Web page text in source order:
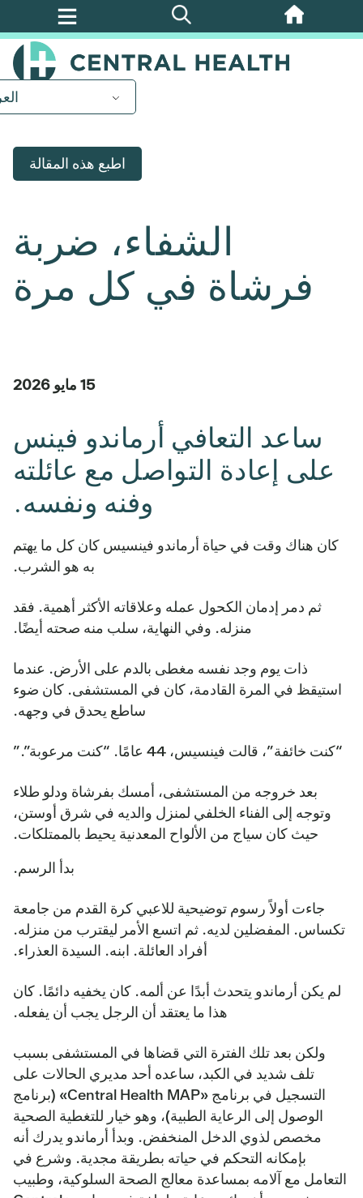
تخطي
اطبع هذه المقالة
الشفاء، ضربة
فرشاة في كل مرة
15 مايو 2026
ساعد التعافي أرماندو فينس
على إعادة التواصل مع عائلته
وفنه ونفسه.
كان هناك وقت في حياة أرماندو فينسيس كان كل ما يهتم
به هو الشرب.
ثم دمر إدمان الكحول عمله وعلاقاته الأكثر أهمية. فقد
منزله. وفي النهاية، سلب منه صحته أيضًا.
ذات يوم وجد نفسه مغطى بالدم على الأرض. عندما
استيقظ في المرة القادمة، كان في المستشفى. كان ضوء
ساطع يحدق في وجهه.
“كنت خائفة”، قالت فينسيس، 44 عامًا. “كنت مرعوبة”.”
بعد خروجه من المستشفى، أمسك بفرشاة ودلو طلاء
وتوجه إلى الفناء الخلفي لمنزل والديه في شرق أوستن،
حيث كان سياج من الألواح المعدنية يحيط بالممتلكات.
بدأ الرسم.
جاءت أولاً رسوم توضيحية للاعبي كرة القدم من جامعة
تكساس. المفضلين لديه. ثم اتسع الأمر ليقترب من منزله.
أفراد العائلة. ابنه. السيدة العذراء.
لم يكن أرماندو يتحدث أبدًا عن ألمه. كان يخفيه دائمًا. كان
هذا ما يعتقد أن الرجل يجب أن يفعله.
ولكن بعد تلك الفترة التي قضاها في المستشفى بسبب
تلف شديد في الكبد، ساعده أحد مديري الحالات على
التسجيل في برنامج «Central Health MAP» (برنامج
الوصول إلى الرعاية الطبية)، وهو خيار للتغطية الصحية
مخصص لذوي الدخل المنخفض. وبدأ أرماندو يدرك أنه
بإمكانه التحكم في حياته بطريقة مجدية. وشرع في
التعامل مع آلامه بمساعدة معالج الصحة السلوكية، وطبيب